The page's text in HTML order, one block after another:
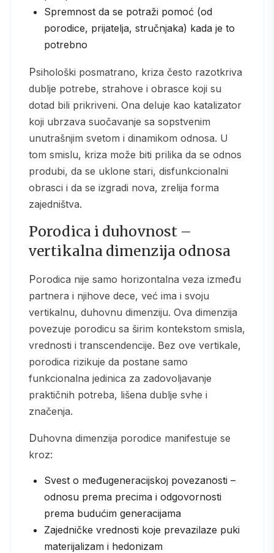
Spremnost da se potraži pomoć (od
porodice, prijatelja, stručnjaka) kada je to
potrebno
Psihološki posmatrano, kriza često razotkriva
dublje potrebe, strahove i obrasce koji su
dotad bili prikriveni. Ona deluje kao katalizator
koji ubrzava suočavanje sa sopstvenim
unutrašnjim svetom i dinamikom odnosa. U
tom smislu, kriza može biti prilika da se odnos
produbi, da se uklone stari, disfunkcionalni
obrasci i da se izgradi nova, zrelija forma
zajedništva.
Porodica i duhovnost –
vertikalna dimenzija odnosa
Porodica nije samo horizontalna veza između
partnera i njihove dece, već ima i svoju
vertikalnu, duhovnu dimenziju. Ova dimenzija
povezuje porodicu sa širim kontekstom smisla,
vrednosti i transcendencije. Bez ove vertikale,
porodica rizikuje da postane samo
funkcionalna jedinica za zadovoljavanje
praktičnih potreba, lišena dublje svhe i
značenja.
Duhovna dimenzija porodice manifestuje se
kroz:
Svest o međugeneracijskoj povezanosti –
odnosu prema precima i odgovornosti
prema budućim generacijama
Zajedničke vrednosti koje prevazilaze puki
materijalizam i hedonizam